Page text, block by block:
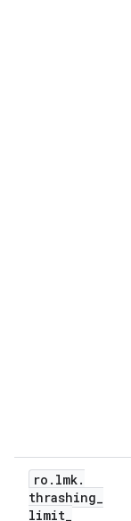
ro . lmk.
thrashing_
limit_